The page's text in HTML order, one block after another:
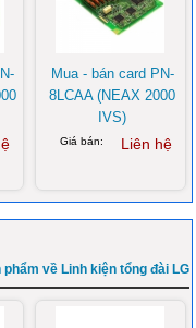
Mua - bán card PN-
8LCAA (NEAX 2000
IVS)
Giá bán: Liên hệ
về Linh kiện tổng đài LG